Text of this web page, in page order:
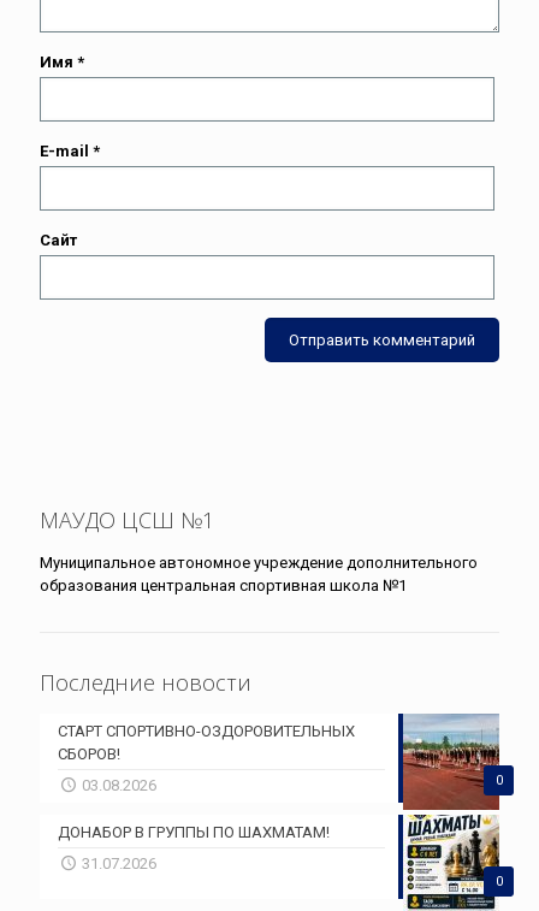
Имя *
E-mail *
Сайт
МАУДО ЦСШ №1
Муниципальное автономное учреждение дополнительного
образования центральная спортивная школа №1
Последние новости
0
СТАРТ СПОРТИВНО-ОЗДОРОВИТЕЛЬНЫХ
СБОРОВ!
03.08.2026
0
ДОНАБОР В ГРУППЫ ПО ШАХМАТАМ!
31.07.2026